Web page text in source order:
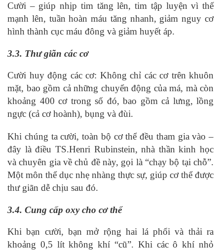
Cười – giúp nhịp tim tăng lên, tim tập luyện vì thế
mạnh lên, tuần hoàn máu tăng nhanh, giảm nguy cơ
hình thành cục máu đông và giảm huyết áp.
3.3. Thư giãn các cơ
Cười huy động các cơ: Không chỉ các cơ trên khuôn
mặt, bao gồm cả những chuyển động của má, mà còn
khoảng 400 cơ trong số đó, bao gồm cả lưng, lồng
ngực (cả cơ hoành), bụng và đùi.
Khi chúng ta cười, toàn bộ cơ thể đều tham gia vào –
đây là điều TS.Henri Rubinstein, nhà thần kinh học
và chuyên gia về chủ đề này, gọi là “chạy bộ tại chỗ”.
Một môn thể dục nhẹ nhàng thực sự, giúp cơ thể được
thư giãn dễ chịu sau đó.
3.4. Cung cấp oxy cho cơ thể
Khi bạn cười, bạn mở rộng hai lá phổi và thải ra
khoảng 0,5 lít không khí “cũ”. Khi các ô khí nhỏ